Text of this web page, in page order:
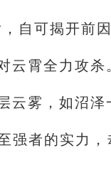
自可揭开前
云霄全力攻杀
雾，如沼泽
强者的实力